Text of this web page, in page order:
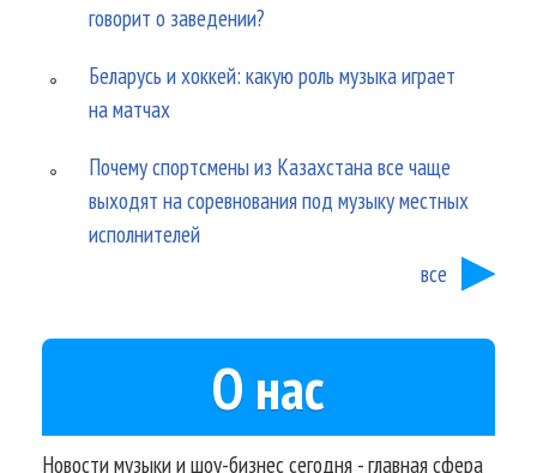
говорит о заведении?
Беларусь и хоккей: какую роль музыка играет
на матчах
Почему спортсмены из Казахстана все чаще
выходят на соревнования под музыку местных
исполнителей
все
О нас
Новости музыки и шоу-бизнес сегодня - главная сфера